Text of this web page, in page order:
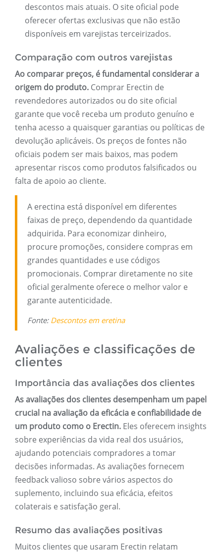
descontos mais atuais. O site oficial pode
oferecer ofertas exclusivas que não estão
disponíveis em varejistas terceirizados.
Comparação com outros varejistas
Ao comparar preços, é fundamental considerar a
origem do produto. Comprar Erectin de
revendedores autorizados ou do site oficial
garante que você receba um produto genuíno e
tenha acesso a quaisquer garantias ou políticas de
devolução aplicáveis. Os preços de fontes não
oficiais podem ser mais baixos, mas podem
apresentar riscos como produtos falsificados ou
falta de apoio ao cliente.
A erectina está disponível em diferentes
faixas de preço, dependendo da quantidade
adquirida. Para economizar dinheiro,
procure promoções, considere compras em
grandes quantidades e use códigos
promocionais. Comprar diretamente no site
oficial geralmente oferece o melhor valor e
garante autenticidade.
Fonte: Descontos em eretina
Avaliações e classificações de
clientes
Importância das avaliações dos clientes
As avaliações dos clientes desempenham um papel
crucial na avaliação da eficácia e confiabilidade de
um produto como o Erectin. Eles oferecem insights
sobre experiências da vida real dos usuários,
ajudando potenciais compradores a tomar
decisões informadas. As avaliações fornecem
feedback valioso sobre vários aspectos do
suplemento, incluindo sua eficácia, efeitos
colaterais e satisfação geral.
Resumo das avaliações positivas
Muitos clientes que usaram Erectin relatam